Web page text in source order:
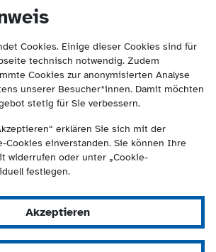
Cookies. Einige dieser Cookies sind für
technisch notwendig. Zudem
Cookies zur anonymisierten Analyse
unserer Besucher*innen. Damit möchten
stetig für Sie verbessern.
erklären Sie sich mit der
Cookies einverstanden. Sie können Ihre
widerrufen oder unter „Cookie-
festlegen.
Akzeptieren
springen
und Suche) springen.